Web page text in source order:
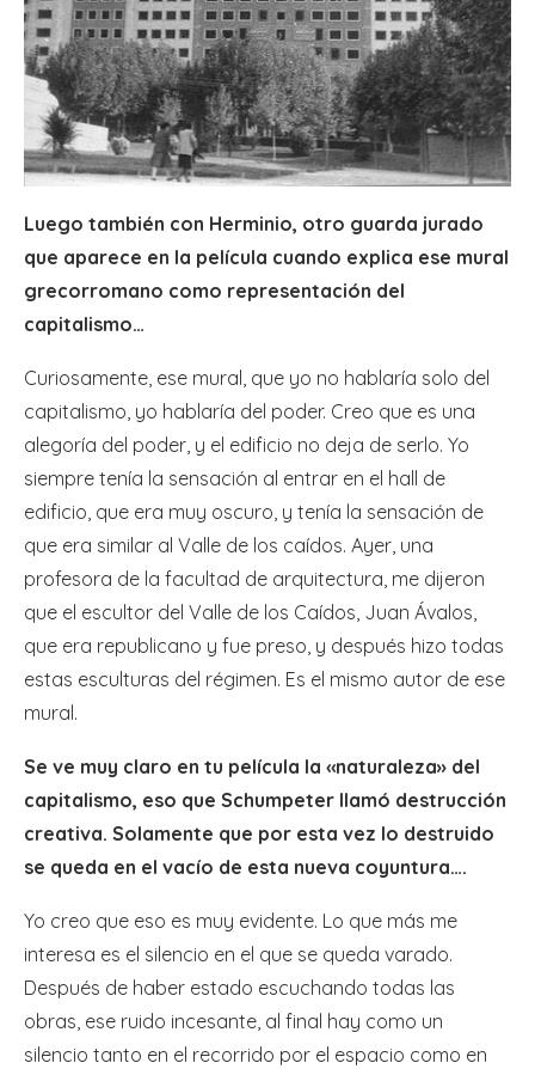
Luego también con Herminio, otro guarda jurado
que aparece en la película cuando explica ese mural
grecorromano como representación del
capitalismo…
Curiosamente, ese mural, que yo no hablaría solo del
capitalismo, yo hablaría del poder. Creo que es una
alegoría del poder, y el edificio no deja de serlo. Yo
siempre tenía la sensación al entrar en el hall de
edificio, que era muy oscuro, y tenía la sensación de
que era similar al Valle de los caídos. Ayer, una
profesora de la facultad de arquitectura, me dijeron
que el escultor del Valle de los Caídos, Juan Ávalos,
que era republicano y fue preso, y después hizo todas
estas esculturas del régimen. Es el mismo autor de ese
mural.
Se ve muy claro en tu película la ‹‹naturaleza›› del
capitalismo, eso que Schumpeter llamó destrucción
creativa. Solamente que por esta vez lo destruido
se queda en el vacío de esta nueva coyuntura….
Yo creo que eso es muy evidente. Lo que más me
interesa es el silencio en el que se queda varado.
Después de haber estado escuchando todas las
obras, ese ruido incesante, al final hay como un
silencio tanto en el recorrido por el espacio como en